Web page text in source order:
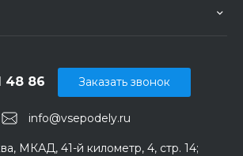
info@vsepodely.ru
48 86
МКАД, 41-й километр, 4, стр. 14;
Заказать звонок